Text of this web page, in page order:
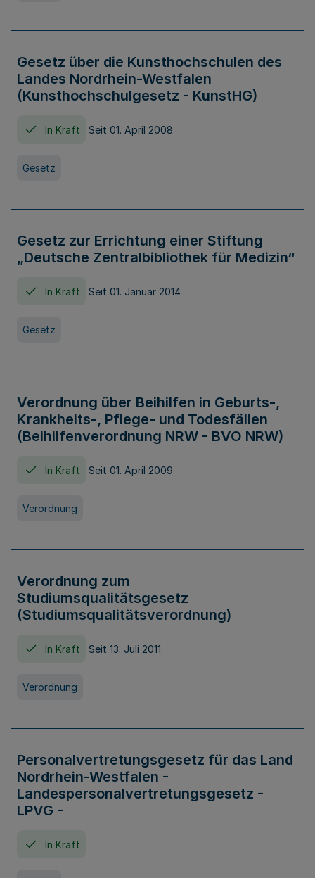
Gesetz über die Kunsthochschulen des
Landes Nordrhein-Westfalen
(Kunsthochschulgesetz - KunstHG)
In Kraft Seit 01. April 2008
Gesetz
Gesetz zur Errichtung einer Stiftung
„Deutsche Zentralbibliothek für Medizin“
In Kraft Seit 01. Januar 2014
Gesetz
Verordnung über Beihilfen in Geburts-,
Krankheits-, Pflege- und Todesfällen
(Beihilfenverordnung NRW - BVO NRW)
In Kraft Seit 01. April 2009
Verordnung
Verordnung zum
Studiumsqualitätsgesetz
(Studiumsqualitätsverordnung)
In Kraft Seit 13. Juli 2011
Verordnung
Personalvertretungsgesetz für das Land
Nordrhein-Westfalen -
Landespersonalvertretungsgesetz -
LPVG -
In Kraft